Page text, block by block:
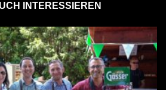
INTERESSIEREN